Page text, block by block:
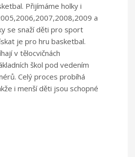
Přijímáme holky i
a
se snaží děti pro sport
je pro hru basketbal.
v tělocvičnách
škol pod vedením
Celý proces probíhá
i menší děti jsou schopné